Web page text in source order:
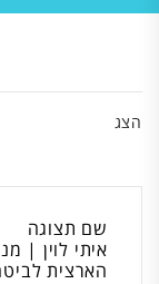
הצג
שם תצוגה
הארצית